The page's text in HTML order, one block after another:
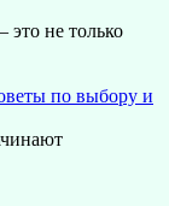
это не только
по выбору и